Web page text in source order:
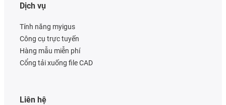
Dịch vụ
Tính năng myigus
Công cụ trực tuyến
Hàng mẫu miễn phí
Cổng tải xuống file CAD
Liên hệ